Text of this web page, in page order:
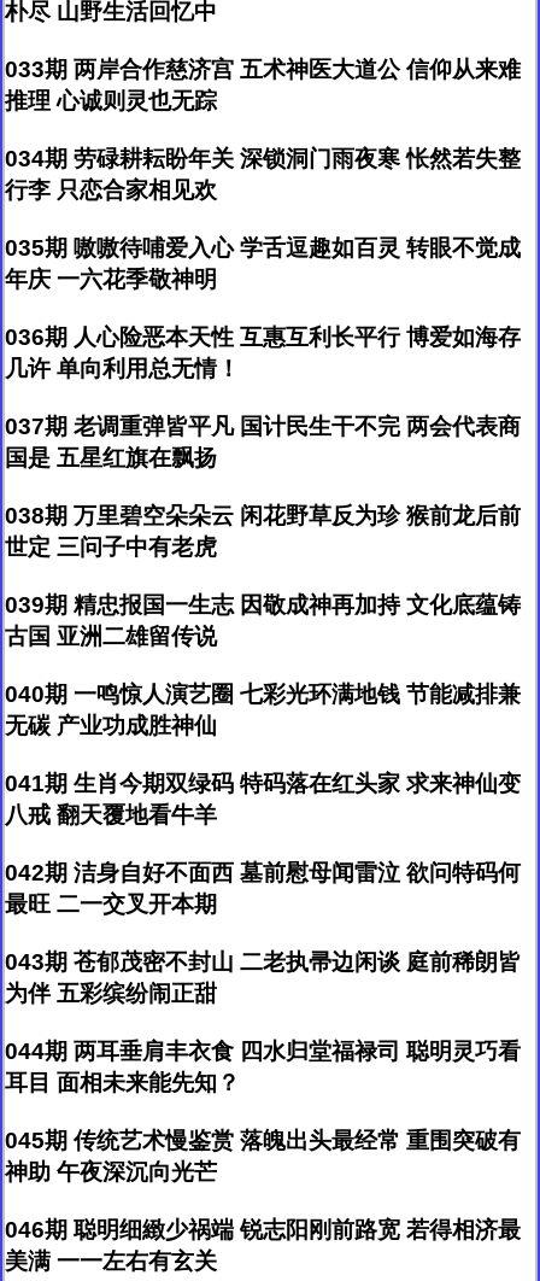
朴尽 山野生活回忆中
033期 两岸合作慈济宫 五术神医大道公 信仰从来难
推理 心诚则灵也无踪
034期 劳碌耕耘盼年关 深锁洞门雨夜寒 怅然若失整
行李 只恋合家相见欢
035期 嗷嗷待哺爱入心 学舌逗趣如百灵 转眼不觉成
年庆 一六花季敬神明
036期 人心险恶本天性 互惠互利长平行 博爱如海存
几许 单向利用总无情！
037期 老调重弹皆平凡 国计民生干不完 两会代表商
国是 五星红旗在飘扬
038期 万里碧空朵朵云 闲花野草反为珍 猴前龙后前
世定 三问子中有老虎
039期 精忠报国一生志 因敬成神再加持 文化底蕴铸
古国 亚洲二雄留传说
040期 一鸣惊人演艺圈 七彩光环满地钱 节能减排兼
无碳 产业功成胜神仙
041期 生肖今期双绿码 特码落在红头家 求来神仙变
八戒 翻天覆地看牛羊
042期 洁身自好不面西 墓前慰母闻雷泣 欲问特码何
最旺 二一交叉开本期
043期 苍郁茂密不封山 二老执帚边闲谈 庭前稀朗皆
为伴 五彩缤纷闹正甜
044期 两耳垂肩丰衣食 四水归堂福禄司 聪明灵巧看
耳目 面相未来能先知？
045期 传统艺术慢鉴赏 落魄出头最经常 重围突破有
神助 午夜深沉向光芒
046期 聪明细緻少祸端 锐志阳刚前路宽 若得相济最
美满 一一左右有玄关